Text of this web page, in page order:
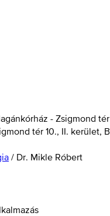
- Zsigmond tér
tér 10., II. kerület,
/ Dr. Mikle Róbert